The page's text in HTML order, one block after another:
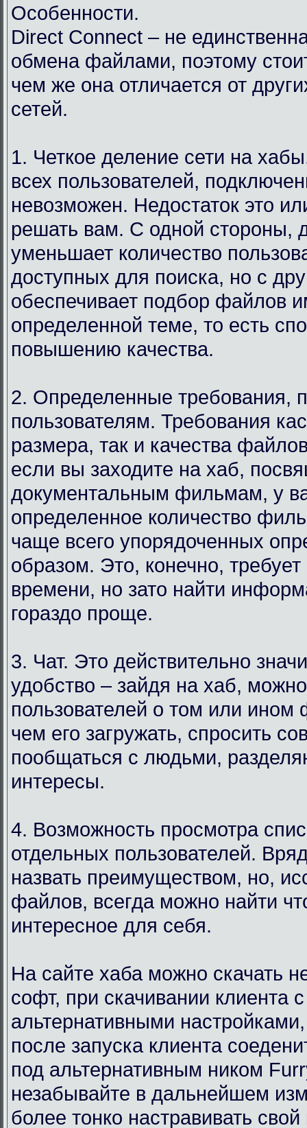
Особенности.
Direct Connect – не
обмена файлами, поэтому
чем же она отличается от
сетей.
1. Четкое деление сети на
всех пользователей,
невозможен. Недостаток это
решать вам. С одной стороны,
уменьшает количество
доступных для поиска, но с
обеспечивает подбор файлов
определенной теме, то есть
повышению качества.
2. Определенные требования,
пользователям. Требования
размера, так и качества
если вы заходите на хаб,
документальным фильмам, у
определенное количество
чаще всего упорядоченных
образом. Это, конечно, требует
времени, но зато найти
гораздо проще.
3. Чат. Это действительно
удобство – зайдя на хаб,
пользователей о том или
чем его загружать, спросить
пообщаться с людьми,
интересы.
4. Возможность просмотра
отдельных пользователей.
назвать преимуществом, но,
файлов, всегда можно найти
интересное для себя.
На сайте хаба можно скачать
софт, при скачивании клиента с
альтернативными
после запуска клиента
под альтернативным ником
незабывайте в дальнейшем
более тонко настравивать свой